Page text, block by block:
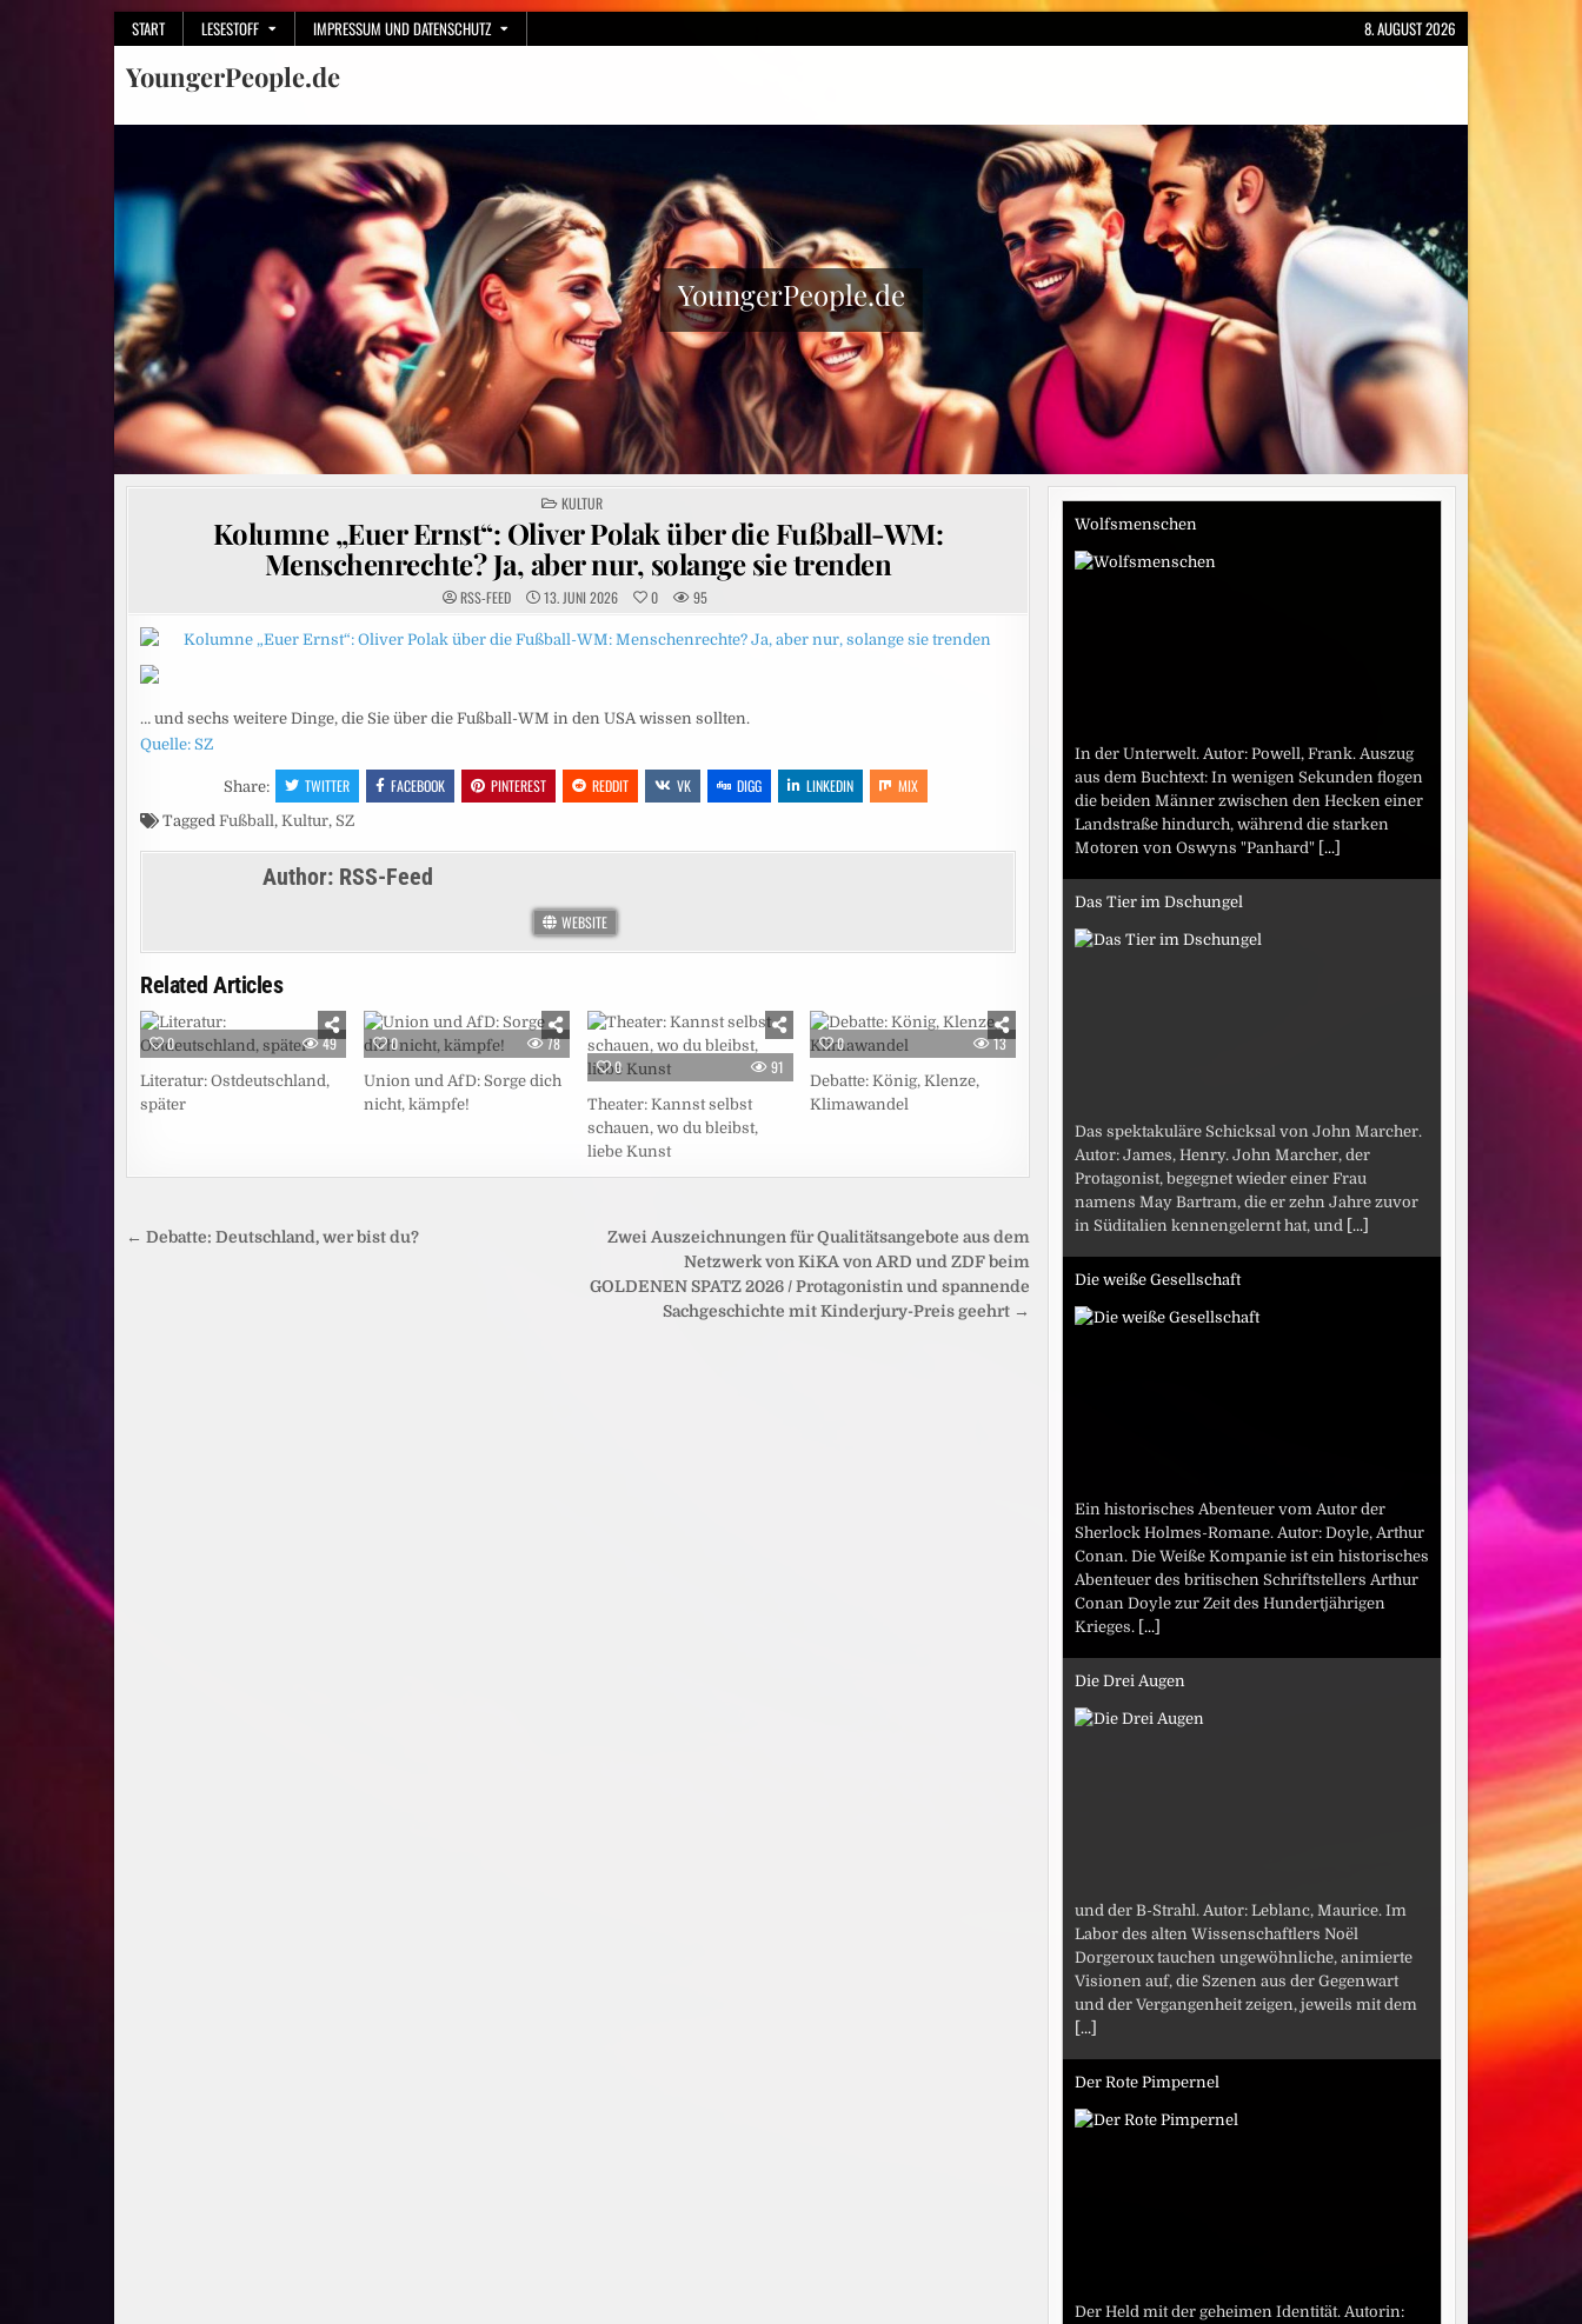
START LESESTOFF IMPRESSUM UND DATENSCHUTZ 8. AUGUST 2026
YoungerPeople.de
YoungerPeople.de
POSTED
IN
KULTUR
Kolumne „Euer Ernst“: Oliver Polak über die Fußball-WM:
Menschenrechte? Ja, aber nur, solange sie trenden
RSS-FEED 13. JUNI 2026 0 95
… und sechs weitere Dinge, die Sie über die Fußball-WM in den USA wissen sollten.
Quelle: SZ
Share: TWITTER FACEBOOK PINTEREST REDDIT VK DIGG LINKEDIN MIX
Tagged Fußball, Kultur, SZ
Author: RSS-Feed
WEBSITE
Related Articles
0 49
Literatur: Ostdeutschland,
später
0 78
Union und AfD: Sorge dich
nicht, kämpfe!
0 91
Theater: Kannst selbst
schauen, wo du bleibst,
liebe Kunst
0 13
Debatte: König, Klenze,
Klimawandel
Beitragsnavigation
Zwei Auszeichnungen für Qualitätsangebote aus dem
Netzwerk von KiKA von ARD und ZDF beim
GOLDENEN SPATZ 2026 / Protagonistin und spannende
Sachgeschichte mit Kinderjury-Preis geehrt →
← Debatte: Deutschland, wer bist du?
Wolfsmenschen
In der Unterwelt. Autor: Powell, Frank. Auszug
aus dem Buchtext: In wenigen Sekunden flogen
die beiden Männer zwischen den Hecken einer
Landstraße hindurch, während die starken
Motoren von Oswyns "Panhard" [...]
Das Tier im Dschungel
Das spektakuläre Schicksal von John Marcher.
Autor: James, Henry. John Marcher, der
Protagonist, begegnet wieder einer Frau
namens May Bartram, die er zehn Jahre zuvor
in Süditalien kennengelernt hat, und [...]
Die weiße Gesellschaft
Ein historisches Abenteuer vom Autor der
Sherlock Holmes-Romane. Autor: Doyle, Arthur
Conan. Die Weiße Kompanie ist ein historisches
Abenteuer des britischen Schriftstellers Arthur
Conan Doyle zur Zeit des Hundertjährigen
Krieges. [...]
Die Drei Augen
und der B-Strahl. Autor: Leblanc, Maurice. Im
Labor des alten Wissenschaftlers Noël
Dorgeroux tauchen ungewöhnliche, animierte
Visionen auf, die Szenen aus der Gegenwart
und der Vergangenheit zeigen, jeweils mit dem
[...]
Der Rote Pimpernel
Der Held mit der geheimen Identität. Autorin: